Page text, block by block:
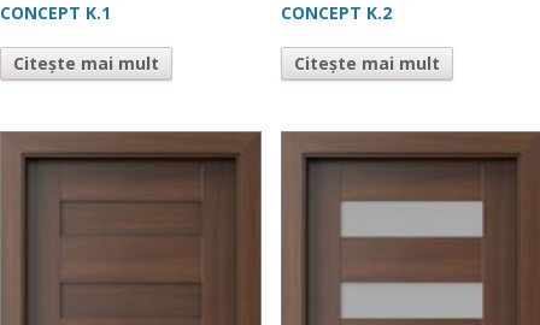
CONCEPT K.1
Citește mai mult
CONCEPT K.2
Citește mai mult